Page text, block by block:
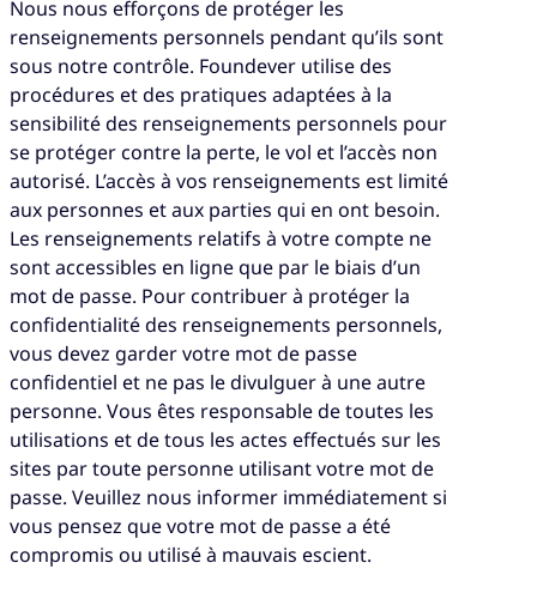
Nous nous efforçons de protéger les
renseignements personnels pendant qu’ils sont
sous notre contrôle. Foundever utilise des
procédures et des pratiques adaptées à la
sensibilité des renseignements personnels pour
se protéger contre la perte, le vol et l’accès non
autorisé. L’accès à vos renseignements est limité
aux personnes et aux parties qui en ont besoin.
Les renseignements relatifs à votre compte ne
sont accessibles en ligne que par le biais d’un
mot de passe. Pour contribuer à protéger la
confidentialité des renseignements personnels,
vous devez garder votre mot de passe
confidentiel et ne pas le divulguer à une autre
personne. Vous êtes responsable de toutes les
utilisations et de tous les actes effectués sur les
sites par toute personne utilisant votre mot de
passe. Veuillez nous informer immédiatement si
vous pensez que votre mot de passe a été
compromis ou utilisé à mauvais escient.